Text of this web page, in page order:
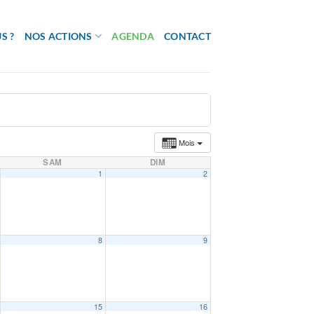
? NOS ACTIONS AGENDA CONTACT
Mois
SAM DIM
1 2
8 9
15 16